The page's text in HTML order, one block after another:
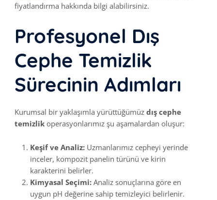
fiyatlandırma hakkında bilgi alabilirsiniz.
Profesyonel Dış
Cephe Temizlik
Sürecinin Adımları
Kurumsal bir yaklaşımla yürüttüğümüz dış cephe
temizlik operasyonlarımız şu aşamalardan oluşur:
Keşif ve Analiz: Uzmanlarımız cepheyi yerinde
inceler, kompozit panelin türünü ve kirin
karakterini belirler.
Kimyasal Seçimi: Analiz sonuçlarına göre en
uygun pH değerine sahip temizleyici belirlenir.